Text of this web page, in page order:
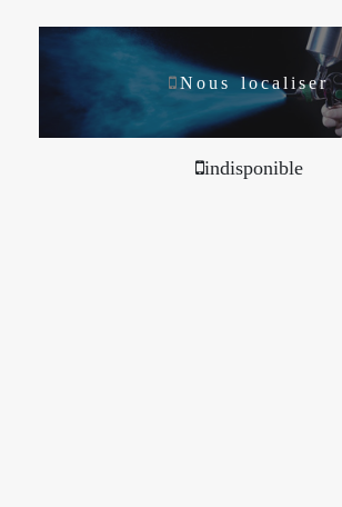
Nous localiser
indisponible